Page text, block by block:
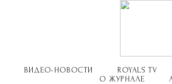
ВИДЕО-НОВОСТИ ROYALS TV
О ЖУРНАЛЕ